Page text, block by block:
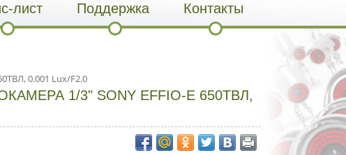
лист Поддержка Контакты
0.001 Lux/F2.0
1/3" SONY EFFIO-E 650ТВЛ,